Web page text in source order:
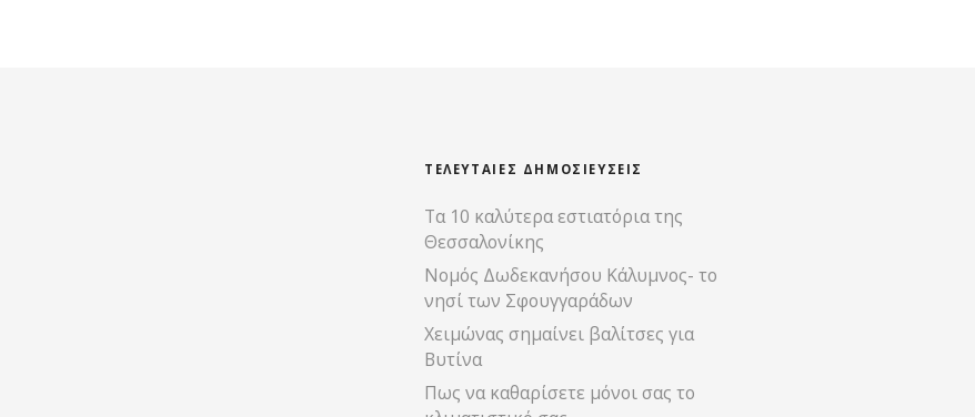
ΤΕΛΕΥΤΑΊΕΣ ΔΗΜΟΣΙΕΎΣΕΙΣ
Τα 10 καλύτερα εστιατόρια της
Θεσσαλονίκης
Νομός Δωδεκανήσου Κάλυμνος- το
νησί των Σφουγγαράδων
Χειμώνας σημαίνει βαλίτσες για
Βυτίνα
Πως να καθαρίσετε μόνοι σας το